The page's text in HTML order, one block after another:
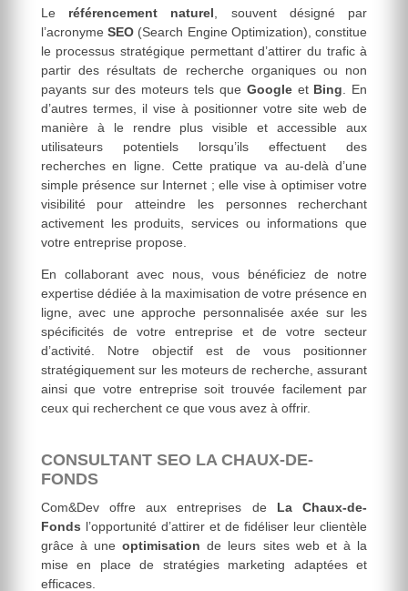
Le référencement naturel, souvent désigné par
l’acronymeSEO (Search Engine Optimization), constitue
le processus stratégique permettant d’attirer du trafic à
partir des résultats de recherche organiques ou non
payants sur des moteurs tels que Googleet Bing. En
d’autres termes, il vise à positionner votre site web de
manière à le rendre plus visible et accessible aux
utilisateurs potentiels lorsqu’ils effectuent des
recherches en ligne. Cette pratique va au-delà d’une
simple présence sur Internet ; elle vise à optimiser votre
visibilité pour atteindre les personnes recherchant
activement les produits, services ou informations que
votre entreprise propose.
En collaborant avec nous, vous bénéficiez de notre
expertise dédiée à la maximisation de votre présence en
ligne, avec une approche personnalisée axée sur les
spécificités de votre entreprise et de votre secteur
d’activité. Notre objectif est de vous positionner
stratégiquement sur les moteurs de recherche, assurant
ainsi que votre entreprise soit trouvée facilement par
ceux qui recherchent ce que vous avez à offrir.
CONSULTANT SEO LA CHAUX-DE-
FONDS
Com&Dev offre aux entreprises de La Chaux-de-
Fonds l’opportunité d’attirer et de fidéliser leur clientèle
grâce à uneoptimisation de leurs sites web et à la
mise en place de stratégies marketing adaptées et
efficaces.